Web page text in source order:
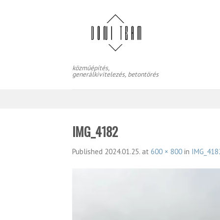
közműépítés,
generálkivitelezés, betontörés
IMG_4182
Published 2024.01.25. at 600 × 800 in